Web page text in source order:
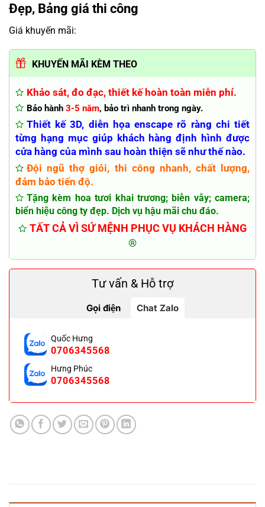
Đẹp, Bảng giá thi công
Giá khuyến mãi:
KHUYẾN MÃI KÈM THEO
Khảo sát, đo đạc, thiết kế hoàn toàn miễn phí.
Bảo hành 3-5 năm, bảo trì nhanh trong ngày.
Thiết kế 3D, diễn họa enscape rõ ràng chi tiết
từng hạng mục giúp khách hàng định hình được
cửa hàng của mình sau hoàn thiện sẽ như thế nào.
Đội ngũ thợ giỏi, thi công nhanh, chất lượng,
đảm bảo tiến độ.
Tặng kèm hoa tươi khai trương; biễn vẫy; camera;
biển hiệu công ty đẹp. Dịch vụ hậu mãi chu đáo.
TẤT CẢ VÌ SỨ MỆNH PHỤC VỤ KHÁCH HÀNG
®
Tư vấn & Hỗ trợ
Gọi điện Chat Zalo
Quốc Hưng
0706345568
Hưng Phúc
0706345568